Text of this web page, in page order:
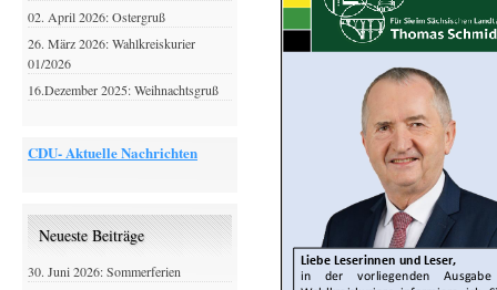
02. April 2026: Ostergruß
26. März 2026: Wahlkreiskurier
01/2026
16.Dezember 2025: Weihnachtsgruß
CDU- Aktuelle Nachrichten
Neueste Beiträge
30. Juni 2026: Sommerferien